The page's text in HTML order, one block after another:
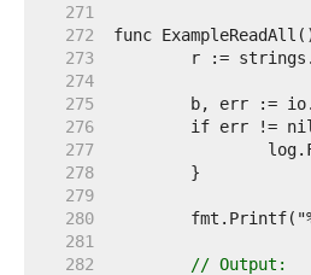
   271
   272
   273
   274
   275
   276
   277
   278
   279
   280
   281
   282
// Output: